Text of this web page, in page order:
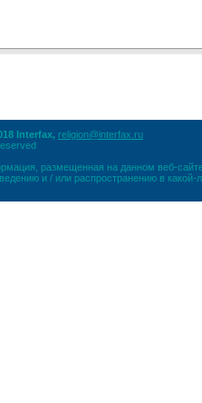
Interfax, religion@interfax.ru
размещенная на данном веб-
и / или распространению в